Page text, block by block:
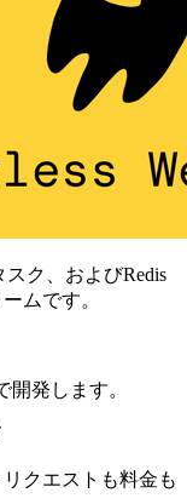
ク、およびRedis
ムです。
開発します。
クエストも料金も